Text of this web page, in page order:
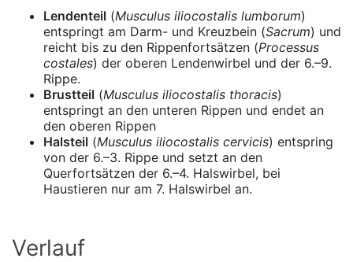
Lendenteil (Musculus iliocostalis lumborum)
entspringt am Darm- und Kreuzbein (Sacrum) und
reicht bis zu den Rippenfortsätzen (Processus
costales) der oberen Lendenwirbel und der 6.–9.
Rippe.
Brustteil (Musculus iliocostalis thoracis)
entspringt an den unteren Rippen und endet an
den oberen Rippen
Halsteil (Musculus iliocostalis cervicis) entspring
von der 6.–3. Rippe und setzt an den
Querfortsätzen der 6.–4. Halswirbel, bei
Haustieren nur am 7. Halswirbel an.
Verlauf